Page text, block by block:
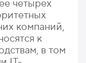
четырех
компаний,
к
в том